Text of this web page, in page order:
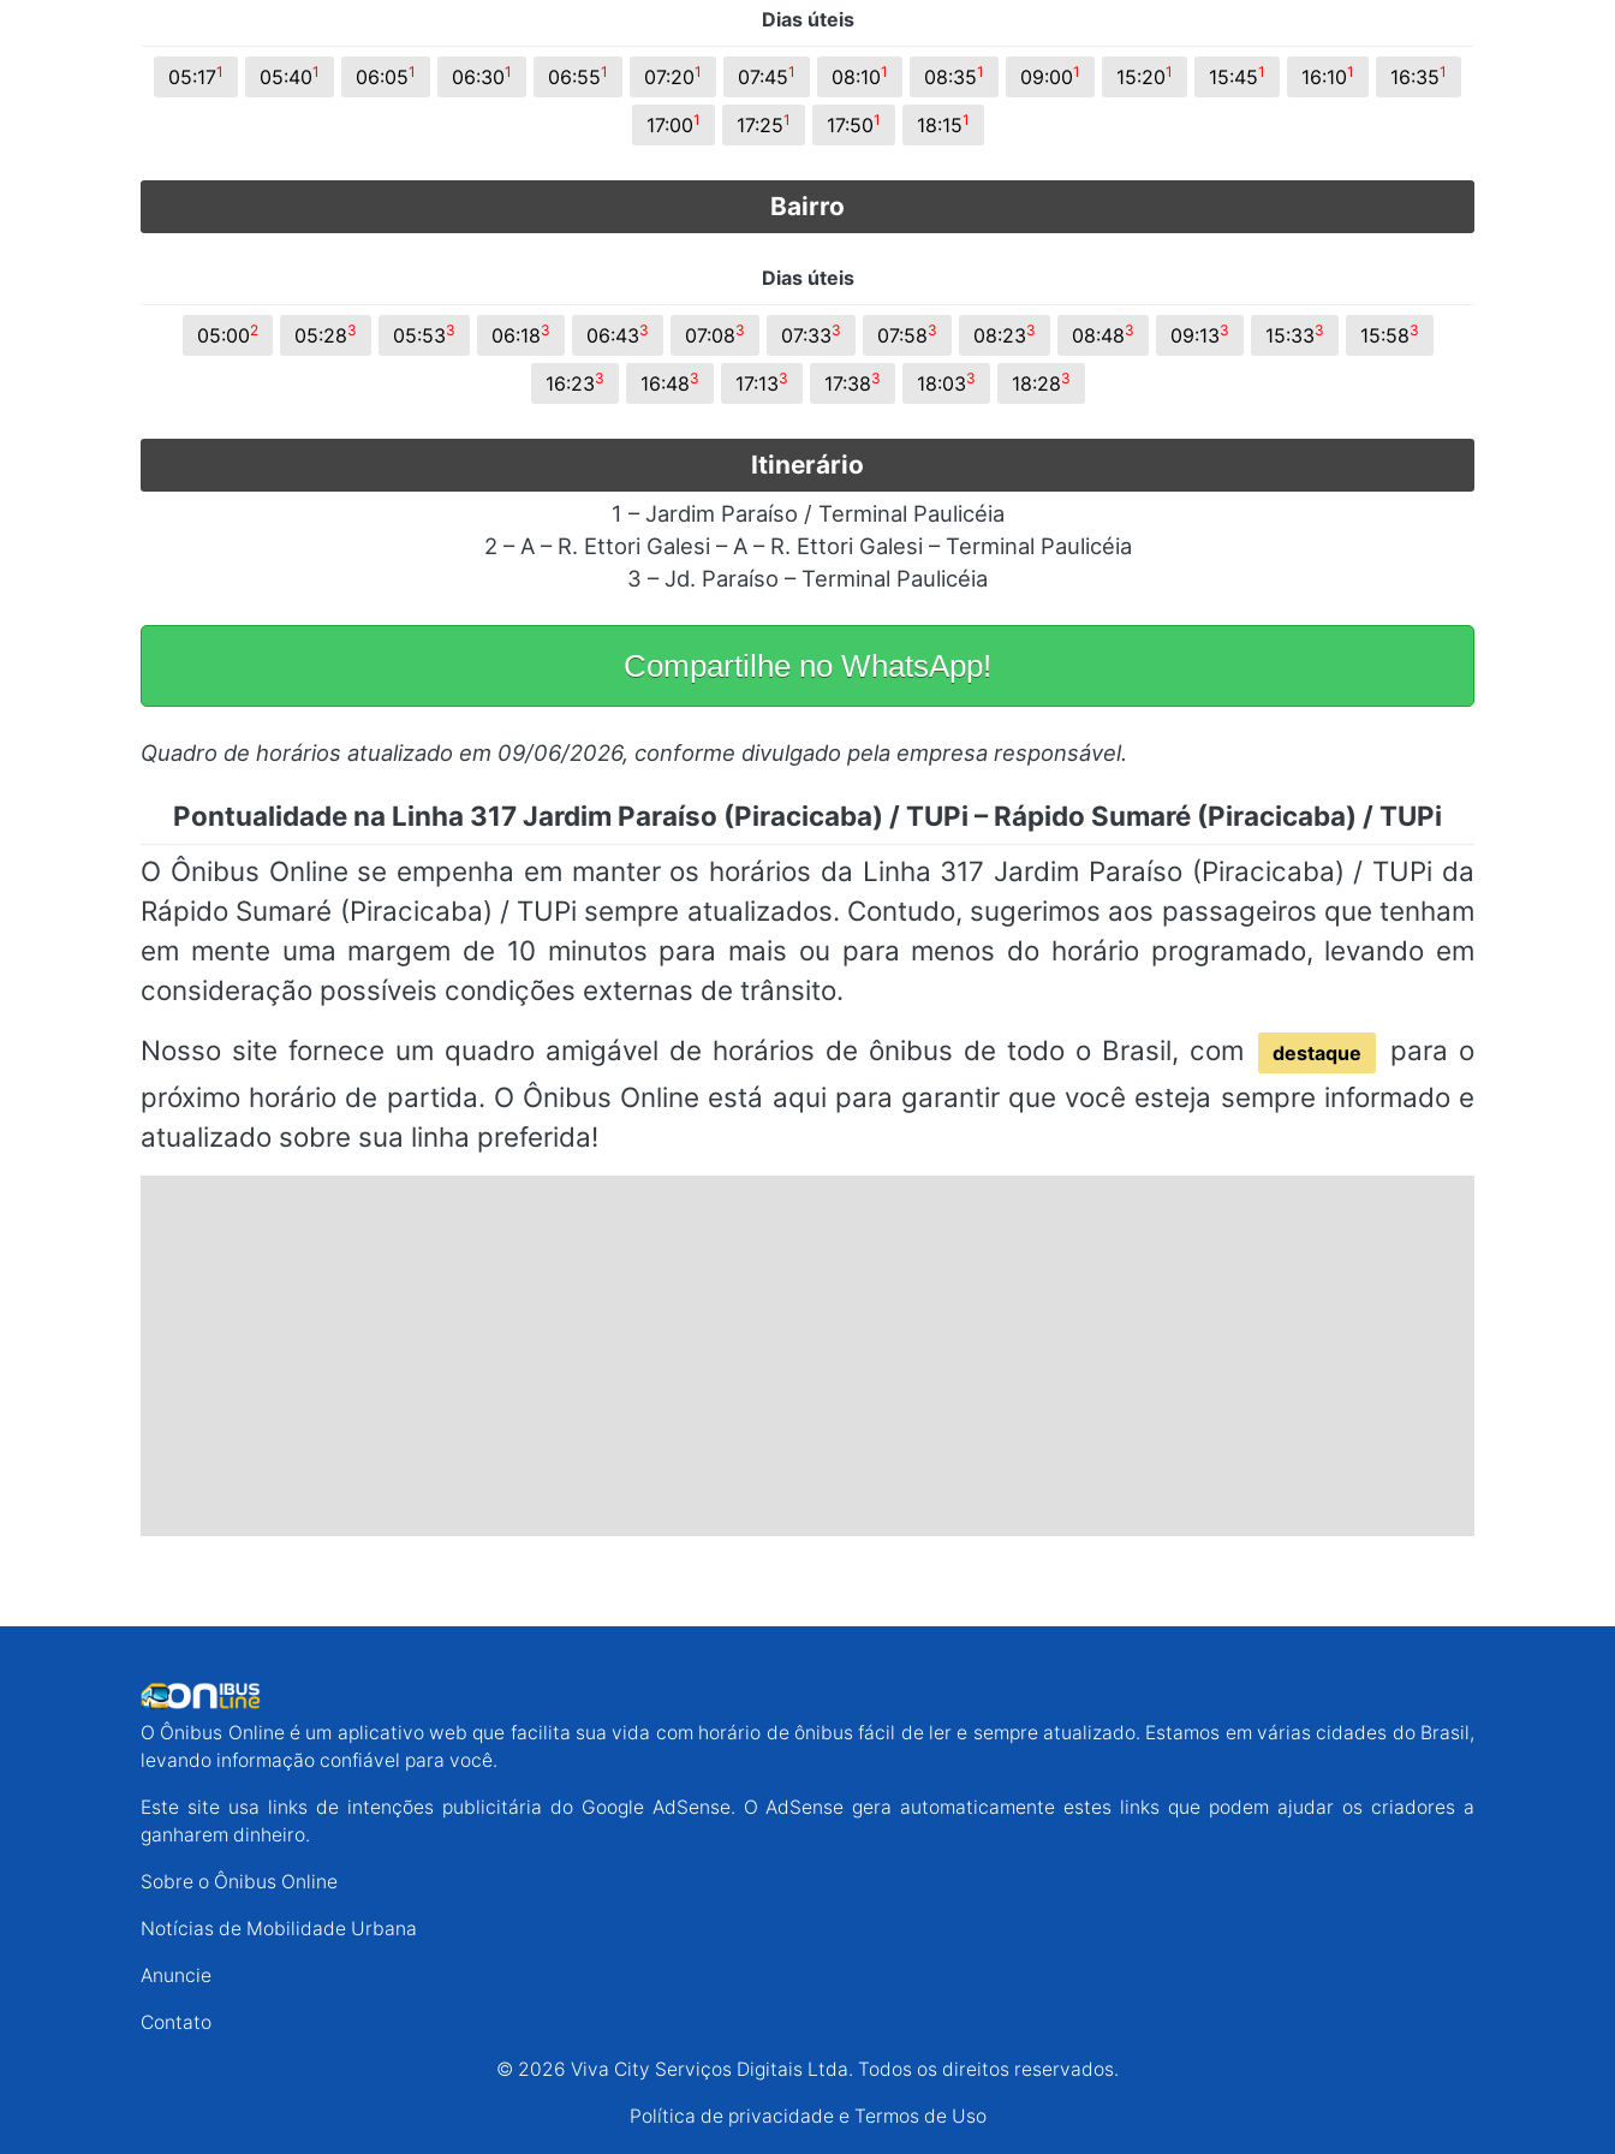
Dias úteis
05:171 05:401 06:051 06:301 06:551 07:201 07:451 08:101 08:351 09:001 15:201 15:451 16:101 16:351
17:001 17:251 17:501 18:151
Bairro
Dias úteis
05:002 05:283 05:533 06:183 06:433 07:083 07:333 07:583 08:233 08:483 09:133 15:333 15:583
16:233 16:483 17:133 17:383 18:033 18:283
Itinerário
1 – Jardim Paraíso / Terminal Paulicéia
2 – A – R. Ettori Galesi – A – R. Ettori Galesi – Terminal Paulicéia
3 – Jd. Paraíso – Terminal Paulicéia
Compartilhe no WhatsApp!
Quadro de horários atualizado em 09/06/2026, conforme divulgado pela empresa responsável.
Pontualidade na Linha 317 Jardim Paraíso (Piracicaba) / TUPi – Rápido Sumaré (Piracicaba) / TUPi
O Ônibus Online se empenha em manter os horários da Linha 317 Jardim Paraíso (Piracicaba) / TUPi da
Rápido Sumaré (Piracicaba) / TUPi sempre atualizados. Contudo, sugerimos aos passageiros que tenham
em mente uma margem de 10 minutos para mais ou para menos do horário programado, levando em
consideração possíveis condições externas de trânsito.
Nosso site fornece um quadro amigável de horários de ônibus de todo o Brasil, com
destaque
para o
próximo horário de partida. O Ônibus Online está aqui para garantir que você esteja sempre informado e
atualizado sobre sua linha preferida!
O Ônibus Online é um aplicativo web que facilita sua vida com horário de ônibus fácil de ler e sempre atualizado. Estamos em várias cidades do Brasil,
levando informação confiável para você.
Este site usa links de intenções publicitária do Google AdSense. O AdSense gera automaticamente estes links que podem ajudar os criadores a
ganharem dinheiro.
Sobre o Ônibus Online
Notícias de Mobilidade Urbana
Anuncie
Contato
© 2026 Viva City Serviços Digitais Ltda. Todos os direitos reservados.
Política de privacidade e Termos de Uso